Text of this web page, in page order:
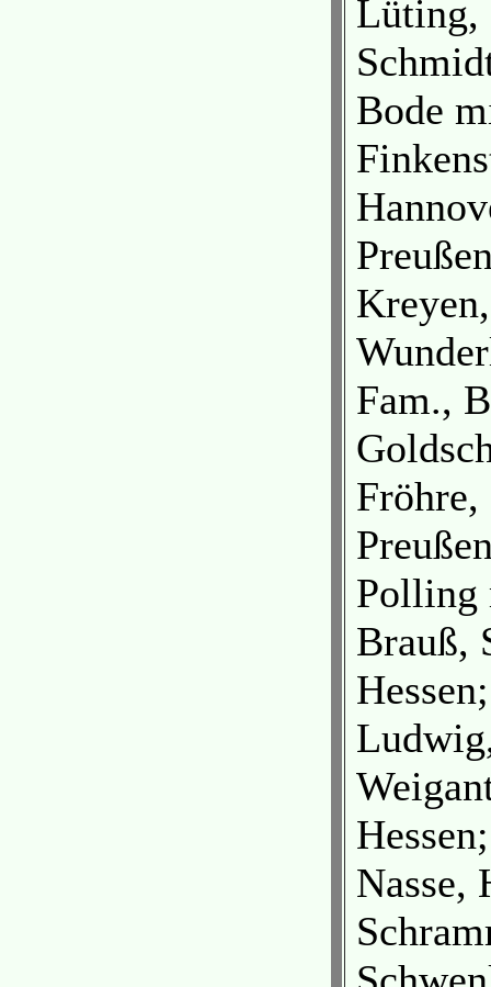
Lüting,
Bode
Fam.,
Fröhre,
Polling
Brauß,
Nasse,